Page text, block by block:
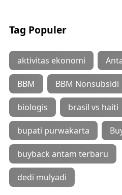
Tag Populer
aktivitas ekonomi
BBM BBM Nonsubsidi
biologis brasil vs haiti
bupati purwakarta
buyback antam terbaru
dedi mulyadi